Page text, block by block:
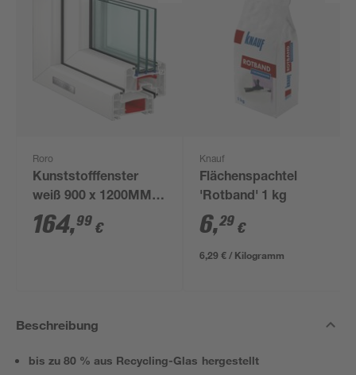
Roro
Kunststofffenster
weiß 900 x 1200MM
DIN L
164,99 €
Knauf
Flächenspachtel
'Rotband' 1 kg
6,29 €
6,29 € / Kilogramm
Beschreibung
bis zu 80 % aus Recycling-Glas hergestellt